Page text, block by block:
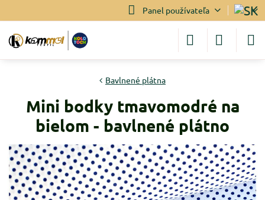
Panel používateľa
Bavlnené plátna
Mini bodky tmavomodré na
bielom - bavlnené plátno